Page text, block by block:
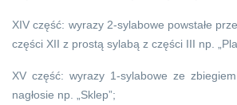
XIV część: wyrazy 2-sylabowe powstałe
części XII z prostą sylabą z części III np.
XV część: wyrazy 1-sylabowe ze
nagłosie np. „Sklep”;